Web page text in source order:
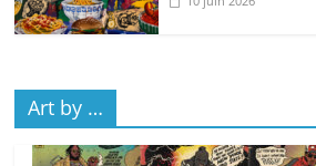
Art by …